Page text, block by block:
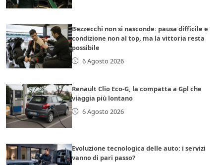
Bezzecchi non si nasconde: pausa difficile e
condizione non al top, ma la vittoria resta
possibile
6 Agosto 2026
Renault Clio Eco-G, la compatta a Gpl che
viaggia più lontano
6 Agosto 2026
Evoluzione tecnologica delle auto: i servizi
vanno di pari passo?